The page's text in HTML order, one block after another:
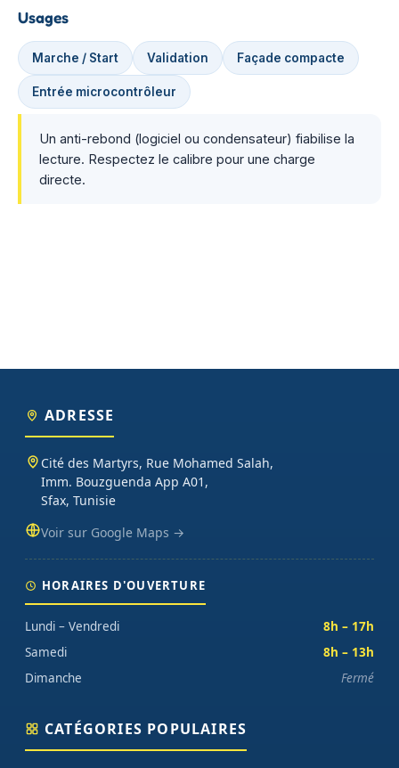
Usages
Marche / Start Validation Façade compacte
Entrée microcontrôleur
Un anti-rebond (logiciel ou condensateur) fiabilise la
lecture. Respectez le calibre pour une charge
directe.
ADRESSE
Cité des Martyrs, Rue Mohamed Salah,
Imm. Bouzguenda App A01,
Sfax, Tunisie
Voir sur Google Maps →
HORAIRES D'OUVERTURE
Lundi – Vendredi
8h – 17h
Samedi
8h – 13h
Dimanche
Fermé
CATÉGORIES POPULAIRES